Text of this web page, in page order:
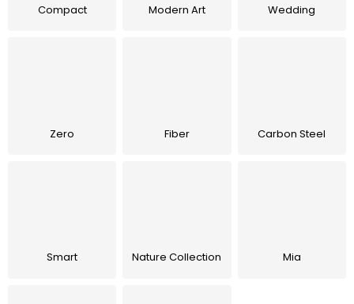
Gastro produkty
Compact Modern Art Wedding
Zero Fiber Carbon Steel
Smart Nature Collection Mia